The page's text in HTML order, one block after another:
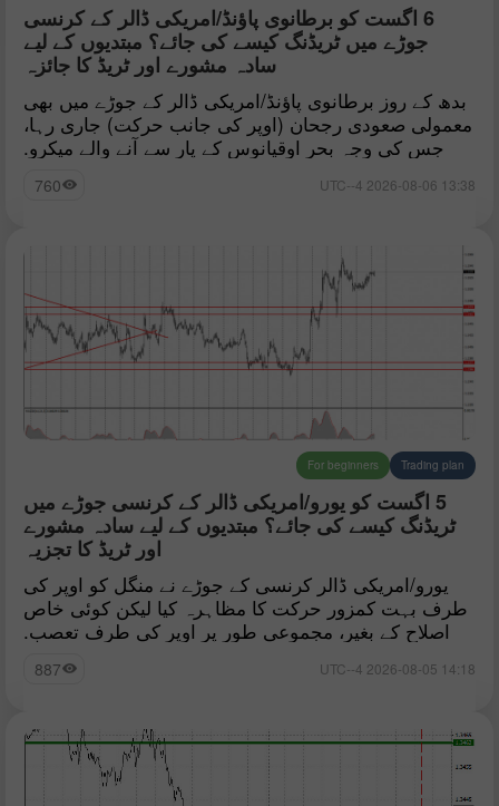
6 اگست کو برطانوی پاؤنڈ/امریکی ڈالر کے کرنسی
جوڑے میں ٹریڈنگ کیسے کی جائے؟ مبتدیوں کے لیے
سادہ مشورے اور ٹریڈ کا جائزہ
بدھ کے روز برطانوی پاؤنڈ/امریکی ڈالر کے جوڑے میں بھی
معمولی صعودی رجحان (اوپر کی جانب حرکت) جاری رہا،
جس کی وجہ بحرِ اوقیانوس کے پار سے آنے والے میکرو.
13:38 2026-08-06 UTC--4
760
Trading plan
For beginners
5 اگست کو یورو/امریکی ڈالر کے کرنسی جوڑے میں
ٹریڈنگ کیسے کی جائے؟ مبتدیوں کے لیے سادہ مشورے
اور ٹریڈ کا تجزیہ
یورو/امریکی ڈالر کرنسی کے جوڑے نے منگل کو اوپر کی
طرف بہت کمزور حرکت کا مظاہرہ کیا لیکن کوئی خاص
اصلاح کے بغیر، مجموعی طور پر اوپر کی طرف تعصب.
14:18 2026-08-05 UTC--4
887